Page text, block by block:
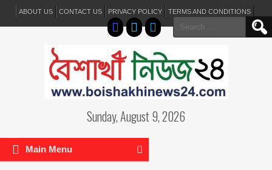
ABOUT US CONTACT US PRIVACY POLICY TERMS AND CONDITIONS
Search
for:
Sunday, August 9, 2026
Main Menu